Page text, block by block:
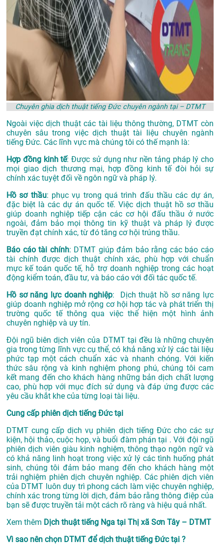
Chuyên ghia dịch thuật tiếng Đức chuyên ngành tại – DTMT
Ngoài việc dịch thuật các tài liệu thông thường, DTMT còn
chuyên sâu trong việc dịch thuật tài liệu chuyên ngành
tiếng Đức. Các lĩnh vực mà chúng tôi có thế mạnh là:
Hợp đồng kinh tế: Được sử dụng như nền tảng pháp lý cho
mọi giao dịch thương mại, hợp đồng kinh tế đòi hỏi sự
chính xác tuyệt đối về ngôn ngữ và pháp lý.
Hồ sơ thầu: phục vụ trong quá trình đấu thầu các dự án,
đặc biệt là các dự án quốc tế. Việc dịch thuật hồ sơ thầu
giúp doanh nghiệp tiếp cận các cơ hội đấu thầu ở nước
ngoài, đảm bảo mọi thông tin kỹ thuật và pháp lý được
truyền đạt chính xác, từ đó tăng cơ hội trúng thầu.
Báo cáo tài chính: DTMT giúp đảm bảo rằng các báo cáo
tài chính được dịch thuật chính xác, phù hợp với chuẩn
mực kế toán quốc tế, hỗ trợ doanh nghiệp trong các hoạt
động kiểm toán, đầu tư, và báo cáo với đối tác quốc tế.
Hồ sơ năng lực doanh nghiệp: Dịch thuật hồ sơ năng lực
giúp doanh nghiệp mở rộng cơ hội hợp tác và phát triển thị
trường quốc tế thông qua việc thể hiện một hình ảnh
chuyên nghiệp và uy tín.
Đội ngũ biên dịch viên của DTMT tại đều là những chuyên
gia trong từng lĩnh vực cụ thể, có khả năng xử lý các tài liệu
phức tạp một cách chuẩn xác và nhanh chóng. Với kiến
thức sâu rộng và kinh nghiệm phong phú, chúng tôi cam
kết mang đến cho khách hàng những bản dịch chất lượng
cao, phù hợp với mục đích sử dụng và đáp ứng được các
yêu cầu khắt khe của từng loại tài liệu.
Cung cấp phiên dịch tiếng Đức tại
DTMT cung cấp dịch vụ phiên dịch tiếng Đức cho các sự
kiện, hội thảo, cuộc họp, và buổi đàm phán tại . Với đội ngũ
phiên dịch viên giàu kinh nghiệm, thông thạo ngôn ngữ và
có khả năng linh hoạt trong việc xử lý các tình huống phát
sinh, chúng tôi đảm bảo mang đến cho khách hàng một
trải nghiệm phiên dịch chuyên nghiệp. Các phiên dịch viên
của DTMT luôn duy trì phong cách làm việc chuyên nghiệp,
chính xác trong từng lời dịch, đảm bảo rằng thông điệp của
bạn sẽ được truyền tải một cách rõ ràng và hiệu quả nhất.
Xem thêm Dịch thuật tiếng Nga tại Thị xã Sơn Tây – DTMT
Vì sao nên chọn DTMT để dịch thuật tiếng Đức tại ?